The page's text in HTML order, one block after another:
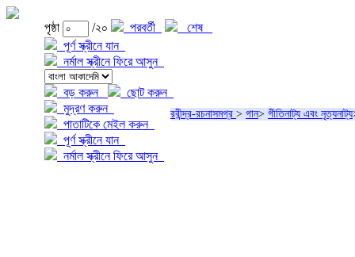
পৃষ্ঠা /২০ পরবর্তী
শেষ
পূর্ণ স্ক্রীনে যান
নর্মাল স্ক্রীনে ফিরে আসুন
বড় করুন
ছোট করুন
মুদ্রণ করুন
পাতাটিকে মেইল করুন
পূর্ণ স্ক্রীনে যান
নর্মাল স্ক্রীনে ফিরে আসুন
রবীন্দ্র-রচনাসমগ্র > গান> গীতিনাট্য এবং নৃত্যনাট্য